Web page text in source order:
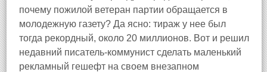
почему пожилой ветеран партии обращается в
молодежную газету? Да ясно: тираж у нее был
тогда рекордный, около 20 миллионов. Вот и решил
недавний писатель‑коммунист сделать маленький
рекламный гешефт на своем внезапном